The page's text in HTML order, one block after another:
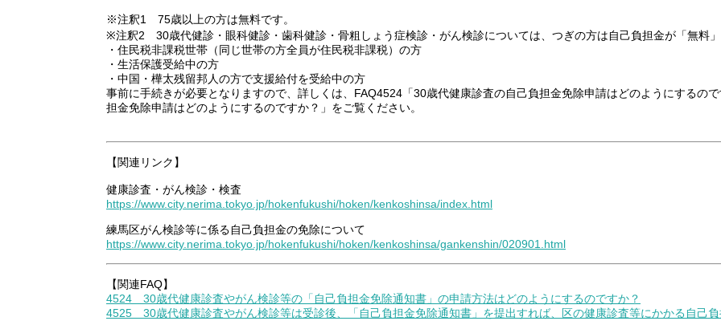
※注釈1 75歳以上の方は無料です。
※注釈2 30歳代健診・眼科健診・歯科健診・骨粗しょう症検診・がん検診については、つぎの方は自己負担金が「無料
・住民税非課税世帯（同じ世帯の方全員が住民税非課税）の方
・生活保護受給中の方
・中国・樺太残留邦人の方で支援給付を受給中の方
事前に手続きが必要となりますので、詳しくは、FAQ4524「30歳代健康診査の自己負担金免除申請はどのようにするの
担金免除申請はどのようにするのですか？」をご覧ください。
【関連リンク】
健康診査・がん検診・検査
https://www.city.nerima.tokyo.jp/hokenfukushi/hoken/kenkoshinsa/index.html
練馬区がん検診等に係る自己負担金の免除について
https://www.city.nerima.tokyo.jp/hokenfukushi/hoken/kenkoshinsa/gankenshin/020901.html
【関連FAQ】
4524 30歳代健康診査やがん検診等の「自己負担金免除通知書」の申請方法はどのようにするのですか？
4525 30歳代健康診査やがん検診等は受診後、「自己負担金免除通知書」を提出すれば、区の健康診査等にかかる自己